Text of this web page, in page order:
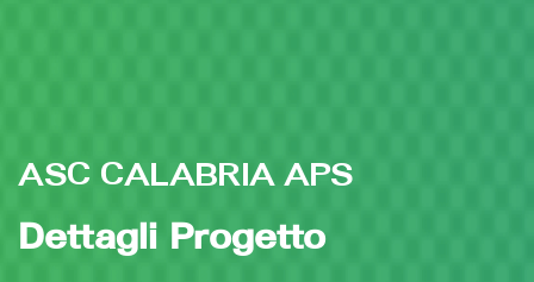
ASC CALABRIA APS
Dettagli Progetto